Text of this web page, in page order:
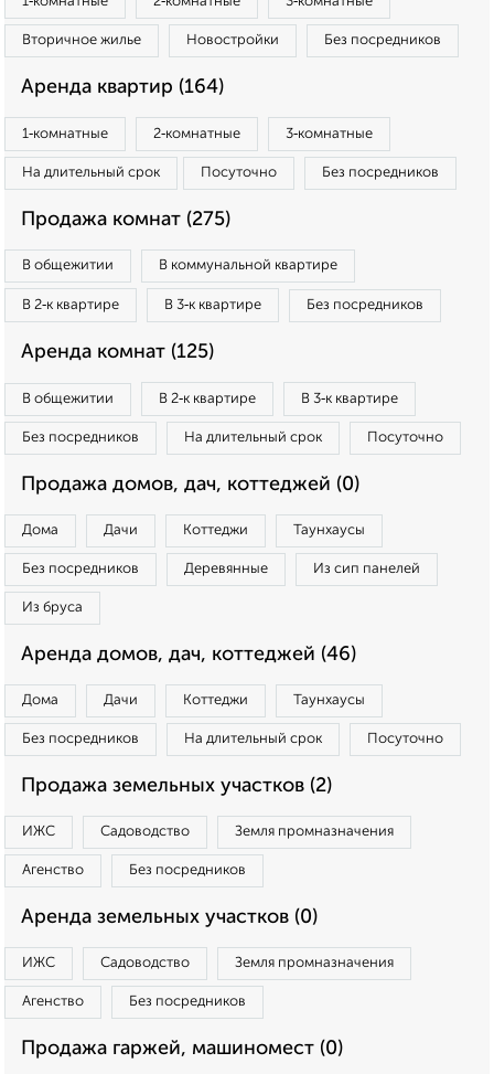
Вторичное жилье Новостройки Без посредников
Аренда квартир (164)
1‑комнатные 2‑комнатные 3‑комнатные
На длительный срок Посуточно Без посредников
Продажа комнат (275)
В общежитии В коммунальной квартире
В 2‑к квартире В 3‑к квартире Без посредников
Аренда комнат (125)
В общежитии В 2‑к квартире В 3‑к квартире
Без посредников На длительный срок Посуточно
Продажа домов, дач, коттеджей (0)
Дома Дачи Коттеджи Таунхаусы
Без посредников Деревянные Из сип панелей
Из бруса
Аренда домов, дач, коттеджей (46)
Дома Дачи Коттеджи Таунхаусы
Без посредников На длительный срок Посуточно
Продажа земельных участков (2)
ИЖС Садоводство Земля промназначения
Агенство Без посредников
Аренда земельных участков (0)
ИЖС Садоводство Земля промназначения
Агенство Без посредников
Продажа гаржей, машиномест (0)